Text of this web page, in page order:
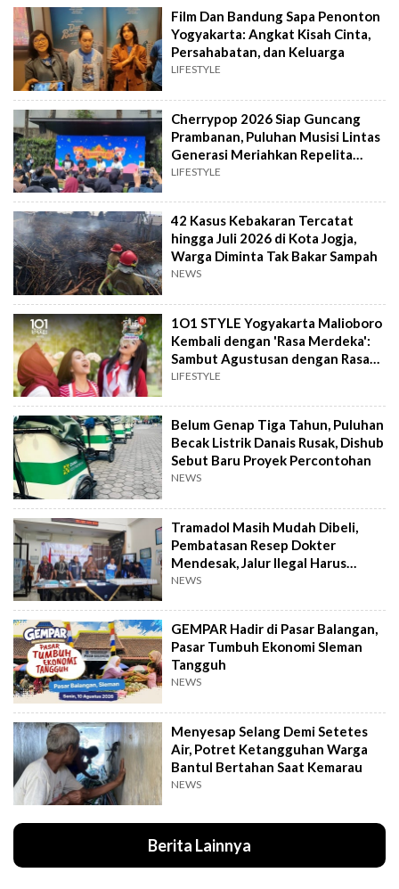
Film Dan Bandung Sapa Penonton
Yogyakarta: Angkat Kisah Cinta,
Persahabatan, dan Keluarga
LIFESTYLE
Cherrypop 2026 Siap Guncang
Prambanan, Puluhan Musisi Lintas
Generasi Meriahkan Repelita
Musik
LIFESTYLE
42 Kasus Kebakaran Tercatat
hingga Juli 2026 di Kota Jogja,
Warga Diminta Tak Bakar Sampah
NEWS
1O1 STYLE Yogyakarta Malioboro
Kembali dengan 'Rasa Merdeka':
Sambut Agustusan dengan Rasa
dan Tawa
LIFESTYLE
Belum Genap Tiga Tahun, Puluhan
Becak Listrik Danais Rusak, Dishub
Sebut Baru Proyek Percontohan
NEWS
Tramadol Masih Mudah Dibeli,
Pembatasan Resep Dokter
Mendesak, Jalur Ilegal Harus
Distop
NEWS
GEMPAR Hadir di Pasar Balangan,
Pasar Tumbuh Ekonomi Sleman
Tangguh
NEWS
Menyesap Selang Demi Setetes
Air, Potret Ketangguhan Warga
Bantul Bertahan Saat Kemarau
NEWS
Berita Lainnya